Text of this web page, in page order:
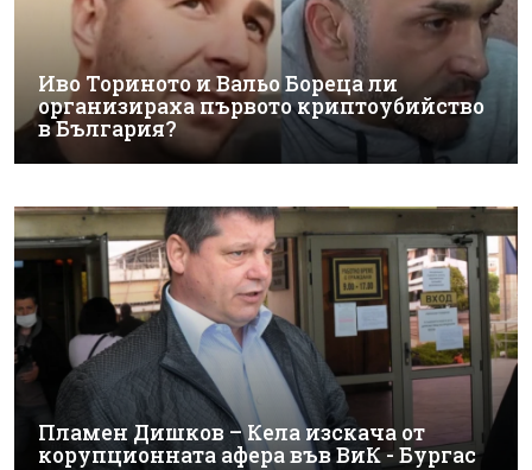
Иво Ториното и Вальо Бореца ли
организираха първото криптоубийство
в България?
Пламен Дишков – Кела изскача от
корупционната афера във ВиК - Бургас